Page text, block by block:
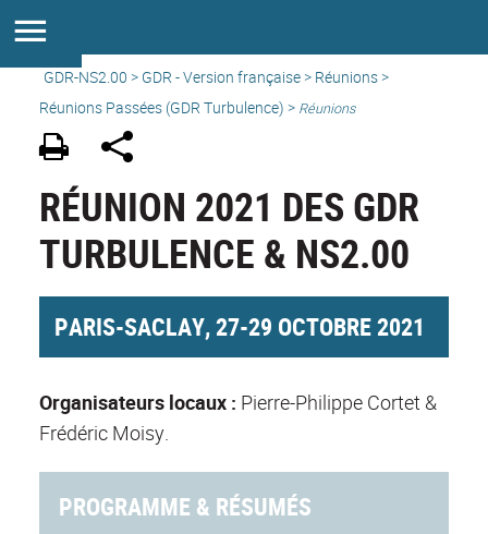
GDR-NS2.00 > GDR - Version française> Réunions>
Réunions Passées (GDR Turbulence) > Réunions
RÉUNION 2021 DES GDR
TURBULENCE & NS2.00
PARIS-SACLAY, 27-29 OCTOBRE 2021
Organisateurs locaux : Pierre-Philippe Cortet &
Frédéric Moisy.
PROGRAMME & RÉSUMÉS